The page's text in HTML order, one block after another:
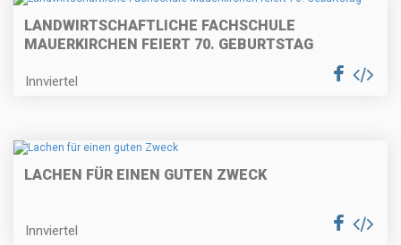
LANDWIRTSCHAFTLICHE FACHSCHULE
MAUERKIRCHEN FEIERT 70. GEBURTSTAG
Innviertel
LACHEN FÜR EINEN GUTEN ZWECK
Innviertel